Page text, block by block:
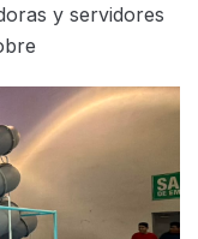
y servidores